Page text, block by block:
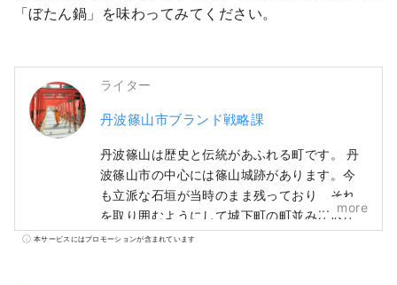
「ぼたん鍋」を味わってみてください。
ライター
丹波篠山市ブランド戦略課
丹波篠山は歴史と伝統があふれる町です。 丹
波篠山市の中心には篠山城跡があります。今
も立派な石垣が当時のまま残っており、それ
を取り囲むようにして城下町の町並みが広が
っています。 丹波篠山の町並みや文化は京都
more
本サービスにはプロモーションが含まれています